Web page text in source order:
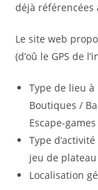
déjà référencées
Le site web
(d’oû le GPS de
Type de lieu à
Boutiques /
Escape-
Type
jeu de
Localisation